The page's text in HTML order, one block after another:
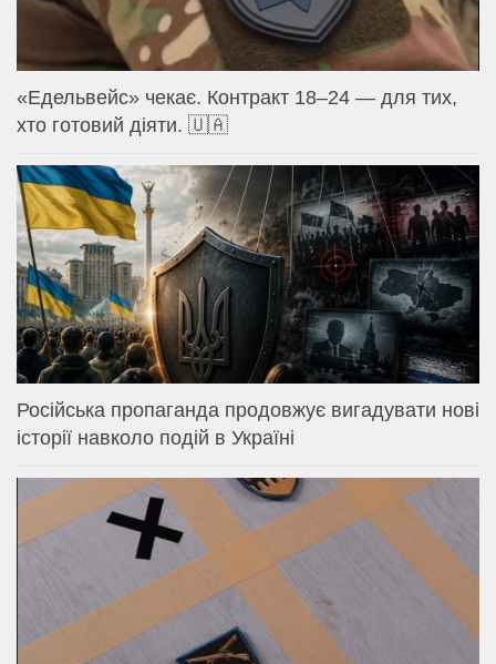
«Едельвейс» чекає. Контракт 18–24 — для тих,
хто готовий діяти. 🇺🇦
Російська пропаганда продовжує вигадувати нові
історії навколо подій в Україні